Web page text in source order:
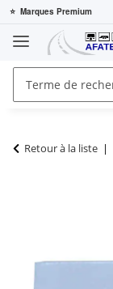
⭐ Marques Premium
Retour à la liste